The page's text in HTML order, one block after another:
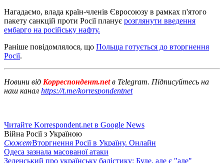
Нагадаємо, влада країн-членів Євросоюзу в рамках п'ятого
пакету санкцій проти Росії планує розглянути введення
ембарго на російську нафту.
Раніше повідомлялося, що Польща готується до вторгнення
Росії.
Новини від Корреспондент.netв Telegram. Підписуйтесь на
наш канал https://t.me/korrespondentnet
Читайте Korrespondent.net в Google News
Війна Росії з Україною
СюжетВторгнення Росії в Україну. Онлайн
Одеса зазнала масованої атаки
Зеленський про українську балістику: Буде, але є "але"